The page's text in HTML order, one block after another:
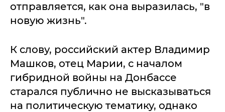
отправляется, как она выразилась, "в
новую жизнь".
К слову, российский актер Владимир
Машков, отец Марии, с началом
гибридной войны на Донбассе
старался публично не высказываться
на политическую тематику, однако